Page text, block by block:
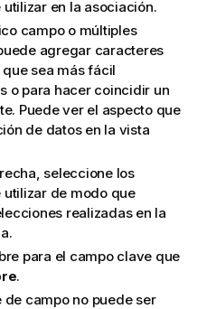
en la asociación.
campo o múltiples
agregar caracteres
sea más fácil
o para hacer coincidir un
Puede ver el aspecto que
de datos en la vista
seleccione los
de modo que
realizadas en la
para el campo clave que
.
de campo no puede ser